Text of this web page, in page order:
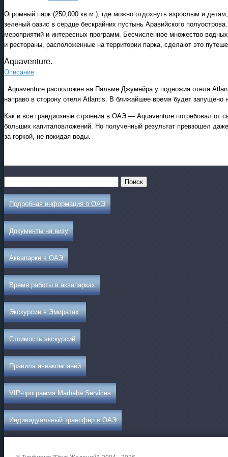
Огромный парк (250,000 кв.м.), где можно отдохнуть взрослым и
зеленый оазис в сердце бескрайних пустынь Аравийского
мероприятий и интересных программ. Бесчисленное множество
и рестораны, расположенные на территории парка, сделают это
Aquaventure.
Описание
Aquaventure расположен на Пальме Джумейра у подножия отеля
направо в сторону отеля Atlantis. В ближайшее время будет запущено
Как и все грандиозные строения в ОАЭ — Aquaventure потребовал от
больших капиталовложений. Но полученный результат превзошел
за горкой, не покидая воды.
Подробная информация о ОАЭ
Документы на визу
Аквапарки в ОАЭ
Время работы в аквапарках
Экскурсии в Эмиратах
Стоимость экскурсий
Правила авиакомпаний
VIP-программа Marhaba Services
Индивидуальный трансфер в ОАЭ